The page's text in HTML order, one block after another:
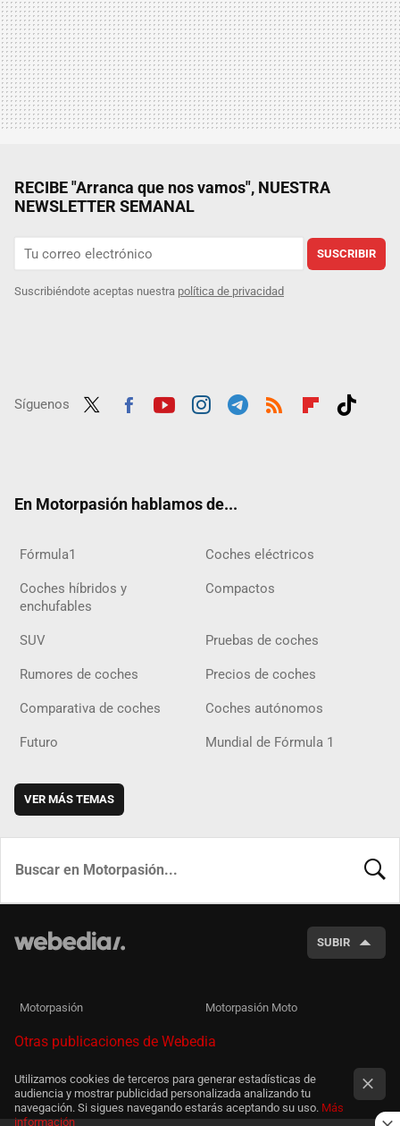
RECIBE "Arranca que nos vamos", NUESTRA
NEWSLETTER SEMANAL
SUSCRIBIR
Suscribiéndote aceptas nuestra política de privacidad
Síguenos
En Motorpasión hablamos de...
Fórmula1 Coches eléctricos
Coches híbridos y
enchufables
Compactos
SUV Pruebas de coches
Rumores de coches Precios de coches
Comparativa de coches Coches autónomos
Futuro Mundial de Fórmula 1
VER MÁS TEMAS
SUBIR
Motorpasión Motorpasión Moto
Otras publicaciones de Webedia
Utilizamos cookies de terceros para generar estadísticas de
audiencia y mostrar publicidad personalizada analizando tu
navegación. Si sigues navegando estarás aceptando su uso. Más
información